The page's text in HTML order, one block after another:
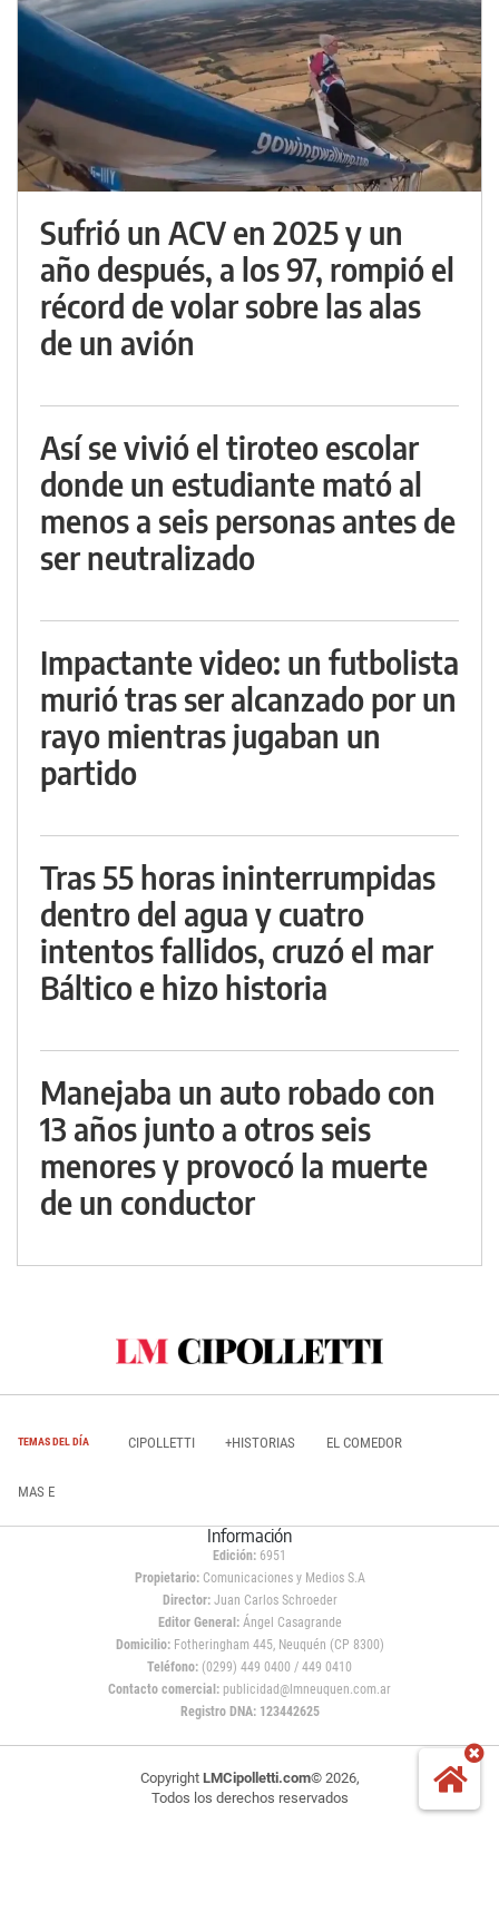
Sufrió un ACV en 2025 y un
año después, a los 97, rompió el
récord de volar sobre las alas
de un avión
Así se vivió el tiroteo escolar
donde un estudiante mató al
menos a seis personas antes de
ser neutralizado
Impactante video: un futbolista
murió tras ser alcanzado por un
rayo mientras jugaban un
partido
Tras 55 horas ininterrumpidas
dentro del agua y cuatro
intentos fallidos, cruzó el mar
Báltico e hizo historia
Manejaba un auto robado con
13 años junto a otros seis
menores y provocó la muerte
de un conductor
TEMAS DEL DÍA CIPOLLETTI +HISTORIAS EL COMEDOR
MAS E
Información
Edición: 6951
Propietario:Comunicaciones y Medios S.A
Director: Juan Carlos Schroeder
Editor General:Ángel Casagrande
Domicilio:Fotheringham 445, Neuquén (CP 8300)
Teléfono: (0299) 449 0400 / 449 0410
Contacto comercial: publicidad@lmneuquen.com.ar
Registro DNA: 123442625
Copyright LMCipolletti.com© 2026,
Todos los derechos reservados